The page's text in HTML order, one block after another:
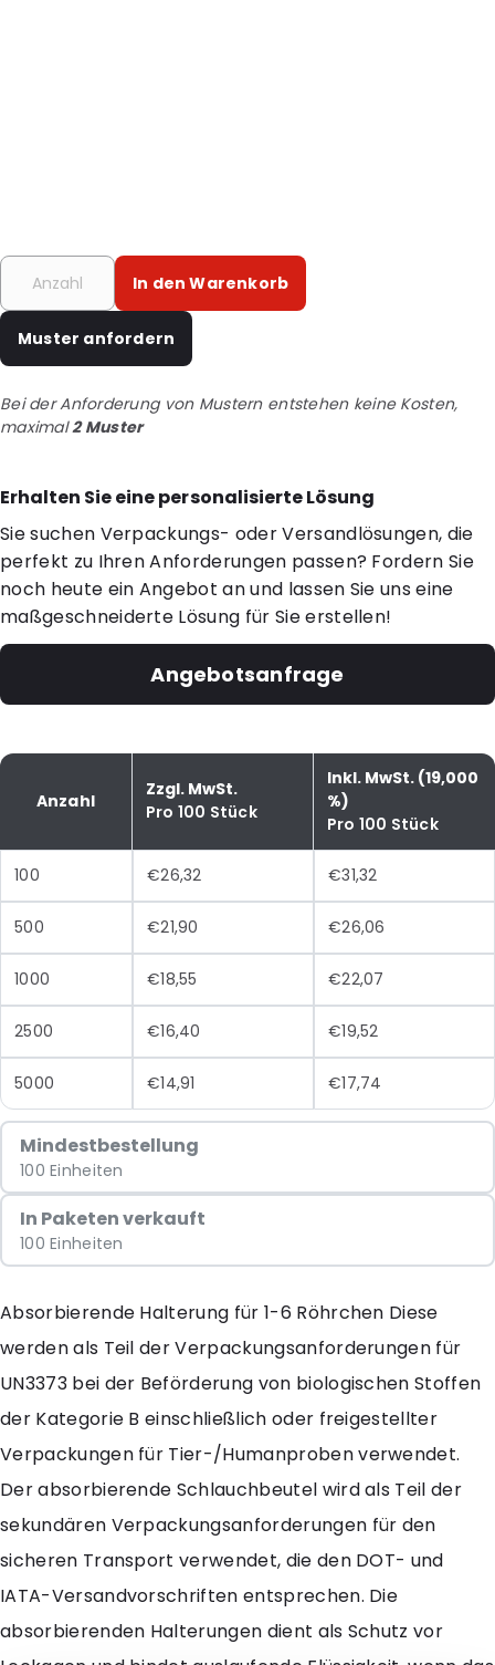
In den Warenkorb
Muster anfordern
Bei der Anforderung von Mustern entstehen keine Kosten,
maximal2 Muster
Erhalten Sie eine personalisierte Lösung
Sie suchen Verpackungs- oder Versandlösungen, die
perfekt zu Ihren Anforderungen passen? Fordern Sie
noch heute ein Angebot an und lassen Sie uns eine
maßgeschneiderte Lösung für Sie erstellen!
Angebotsanfrage
Anzahl
Zzgl. MwSt.
Pro 100 Stück
Inkl. MwSt. (19,000
%)
Pro 100 Stück
100 €26,32 €31,32
500 €21,90 €26,06
1000 €18,55 €22,07
2500 €16,40 €19,52
5000 €14,91 €17,74
Mindestbestellung
100 Einheiten
In Paketen verkauft
100 Einheiten
Absorbierende Halterung für 1-6 Röhrchen Diese
werden als Teil der Verpackungsanforderungen für
UN3373 bei der Beförderung von biologischen Stoffen
der Kategorie B einschließlich oder freigestellter
Verpackungen für Tier-/Humanproben verwendet.
Der absorbierende Schlauchbeutel wird als Teil der
sekundären Verpackungsanforderungen für den
sicheren Transport verwendet, die den DOT- und
IATA-Versandvorschriften entsprechen. Die
absorbierenden Halterungen dient als Schutz vor